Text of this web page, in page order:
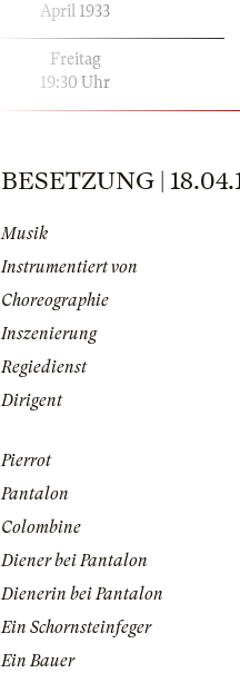
April 1933
Freitag
19:30 Uhr
BESETZUNG |
Musik
Instrumentiert von
Choreographie
Inszenierung
Regiedienst
Dirigent
Pierrot
Pantalon
Colombine
Diener bei Pantalon
Dienerin bei Pantalon
Ein Schornsteinfeger
Ein Bauer